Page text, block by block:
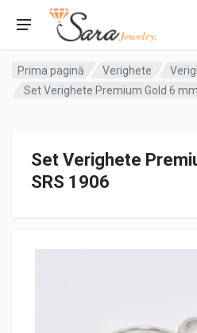
Prima pagină Verighete
Set Verighete Premium Gold 6
Set Verighete
SRS 1906